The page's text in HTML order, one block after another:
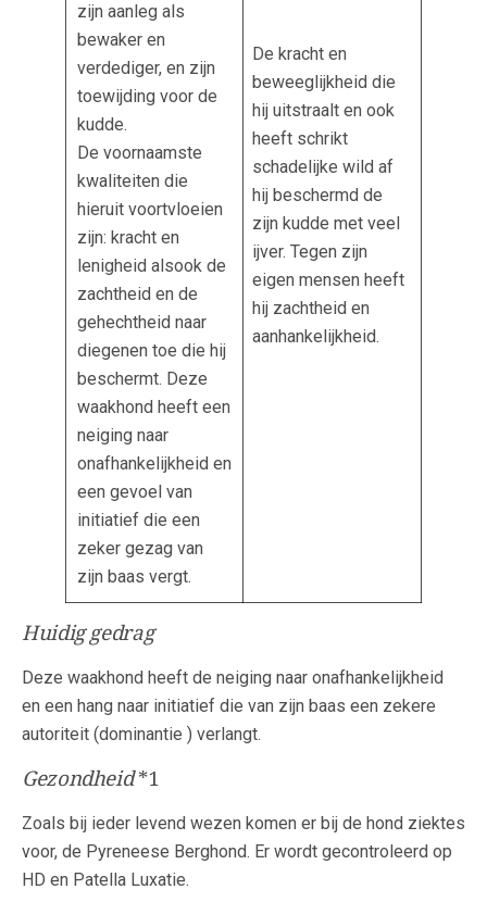
zijn aanleg als
bewaker en
verdediger, en zijn
toewijding voor de
kudde.
De voornaamste
kwaliteiten die
hieruit voortvloeien
zijn: kracht en
lenigheid alsook de
zachtheid en de
gehechtheid naar
diegenen toe die hij
beschermt. Deze
waakhond heeft een
neiging naar
onafhankelijkheid en
een gevoel van
initiatief die een
zeker gezag van
zijn baas vergt.
De kracht en
beweeglijkheid die
hij uitstraalt en ook
heeft schrikt
schadelijke wild af
hij beschermd de
zijn kudde met veel
ijver. Tegen zijn
eigen mensen heeft
hij zachtheid en
aanhankelijkheid.
Huidig gedrag
Deze waakhond heeft de neiging naar onafhankelijkheid
en een hang naar initiatief die van zijn baas een zekere
autoriteit (dominantie ) verlangt.
Gezondheid*1
Zoals bij ieder levend wezen komen er bij de hond ziektes
voor, de Pyreneese Berghond. Er wordt gecontroleerd op
HD en Patella Luxatie.